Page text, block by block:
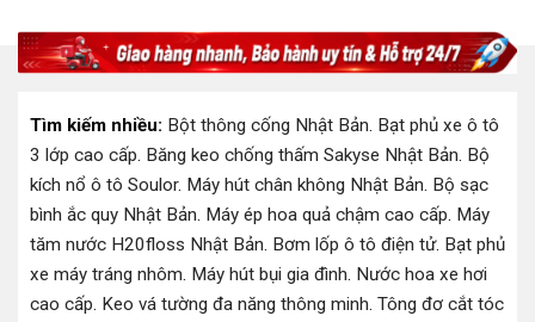
Tìm kiếm nhiều: Bột thông cống Nhật Bản. Bạt phủ xe ô tô
3 lớp cao cấp. Băng keo chống thấm Sakyse Nhật Bản. Bộ
kích nổ ô tô Soulor. Máy hút chân không Nhật Bản. Bộ sạc
bình ắc quy Nhật Bản. Máy ép hoa quả chậm cao cấp. Máy
tăm nước H20floss Nhật Bản. Bơm lốp ô tô điện tử. Bạt phủ
xe máy tráng nhôm. Máy hút bụi gia đình. Nước hoa xe hơi
cao cấp. Keo vá tường đa năng thông minh. Tông đơ cắt tóc